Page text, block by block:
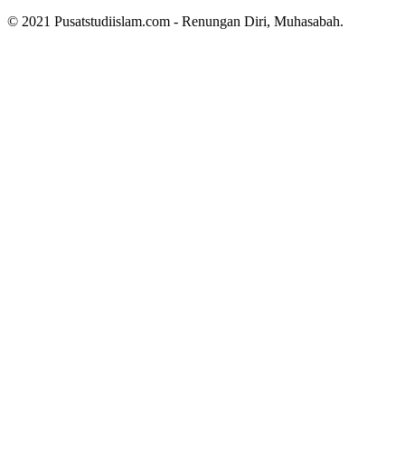
© 2021 Pusatstudiislam.com - Renungan Diri, Muhasabah.